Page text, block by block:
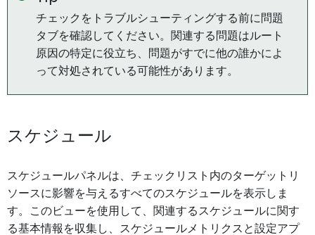
チェックをトラブルシューティングする前に問題
タブを確認してください。関連する問題はルート
原因の特定に役立ち、問題がすでに他の誰かによ
って対処されている可能性があります。
スケジュール
スケジュールパネルは、チェックリスト内のターゲットリ
ソースに影響を与えるすべてのスケジュールを表示しま
す。このビューを使用して、関連するスケジュールに関す
る基本情報を収集し、スケジュールメトリクスと設定アプ